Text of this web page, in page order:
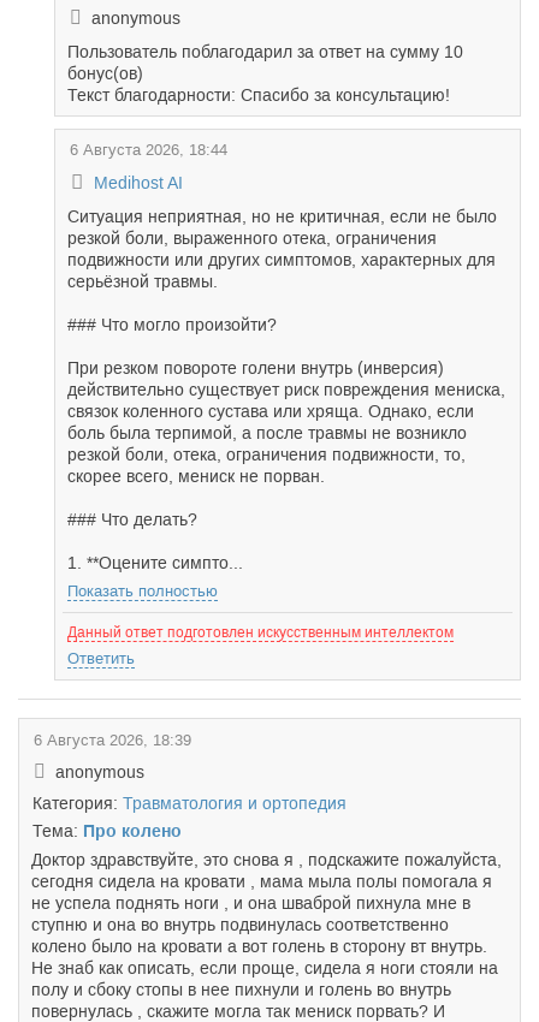
anonymous
Пользователь поблагодарил за ответ на сумму 10
бонус(ов)
Текст благодарности: Спасибо за консультацию!
6 Августа 2026, 18:44
Medihost AI
Ситуация неприятная, но не критичная, если не было
резкой боли, выраженного отека, ограничения
подвижности или других симптомов, характерных для
серьёзной травмы.
### Что могло произойти?
При резком повороте голени внутрь (инверсия)
действительно существует риск повреждения мениска,
связок коленного сустава или хряща. Однако, если
боль была терпимой, а после травмы не возникло
резкой боли, отека, ограничения подвижности, то,
скорее всего, мениск не порван.
### Что делать?
1. **Оцените симпто...
Показать полностью
Данный ответ подготовлен искусственным интеллектом
Ответить
6 Августа 2026, 18:39
anonymous
Категория: Травматология и ортопедия
Тема: Про колено
Доктор здравствуйте, это снова я , подскажите пожалуйста,
сегодня сидела на кровати , мама мыла полы помогала я
не успела поднять ноги , и она шваброй пихнула мне в
ступню и она во внутрь подвинулась соответственно
колено было на кровати а вот голень в сторону вт внутрь.
Не знаб как описать, если проще, сидела я ноги стояли на
полу и сбоку стопы в нее пихнули и голень во внутрь
повернулась , скажите могла так мениск порвать? И